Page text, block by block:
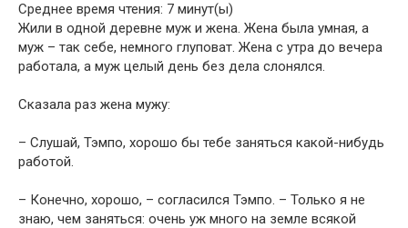
Среднее время чтения: 7 минут(ы)
Жили в одной деревне муж и жена. Жена была умная, а
муж – так себе, немного глуповат. Жена с утра до вечера
работала, а муж целый день без дела слонялся.
Сказала раз жена мужу:
– Слушай, Тэмпо, хорошо бы тебе заняться какой-нибудь
работой.
– Конечно, хорошо, – согласился Тэмпо. – Только я не
знаю, чем заняться: очень уж много на земле всякой